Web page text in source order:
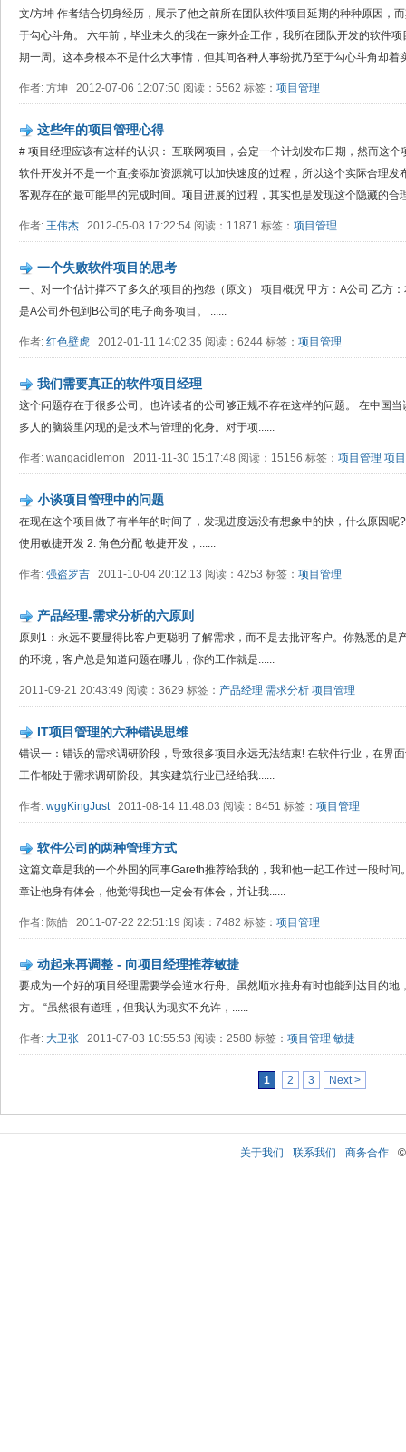
文/方坤 作者结合切身经历，展示了他之前所在团队软件项目延期的种种原因，
于勾心斗角。 六年前，毕业未久的我在一家外企工作，我所在团队开发的软件
期一周。这本身根本不是什么大事情，但其间各种人事纷扰乃至于勾心斗角却着
作者: 方坤 2012-07-06 12:07:50 阅读：5562 标签： 项目管理
这些年的项目管理心得
# 项目经理应该有这样的认识： 互联网项目，会定一个计划发布日期，然而这
软件开发并不是一个直接添加资源就可以加快速度的过程，所以这个实际合理
客观存在的最可能早的完成时间。项目进展的过程，其实也是发现这个隐藏的合
作者: 王伟杰 2012-05-08 17:22:54 阅读：11871 标签： 项目管理
一个失败软件项目的思考
一、对一个估计撑不了多久的项目的抱怨（原文） 项目概况 甲方：A公司 乙方
是A公司外包到B公司的电子商务项目。 ......
作者: 红色壁虎 2012-01-11 14:02:35 阅读：6244 标签： 项目管理
我们需要真正的软件项目经理
这个问题存在于很多公司。也许读者的公司够正规不存在这样的问题。 在中国
多人的脑袋里闪现的是技术与管理的化身。对于项......
作者: wangacidlemon 2011-11-30 15:17:48 阅读：15156 标签： 项目管理 项
小谈项目管理中的问题
在现在这个项目做了有半年的时间了，发现进度远没有想象中的快，什么原因呢
使用敏捷开发 2. 角色分配 敏捷开发，......
作者: 强盗罗吉 2011-10-04 20:12:13 阅读：4253 标签： 项目管理
产品经理-需求分析的六原则
原则1：永远不要显得比客户更聪明 了解需求，而不是去批评客户。你熟悉的是
的环境，客户总是知道问题在哪儿，你的工作就是......
2011-09-21 20:43:49 阅读：3629 标签： 产品经理 需求分析 项目管理
IT项目管理的六种错误思维
错误一：错误的需求调研阶段，导致很多项目永远无法结束! 在软件行业，在界
工作都处于需求调研阶段。其实建筑行业已经给我......
作者: wggKingJust2011-08-14 11:48:03 阅读：8451 标签： 项目管理
软件公司的两种管理方式
这篇文章是我的一个外国的同事Gareth推荐给我的，我和他一起工作过一段时
章让他身有体会，他觉得我也一定会有体会，并让我......
作者: 陈皓 2011-07-22 22:51:19 阅读：7482 标签： 项目管理
动起来再调整 - 向项目经理推荐敏捷
要成为一个好的项目经理需要学会逆水行舟。虽然顺水推舟有时也能到达目的地
方。 “虽然很有道理，但我认为现实不允许，......
作者: 大卫张 2011-07-03 10:55:53 阅读：2580 标签： 项目管理 敏捷
1 2 3 Next >
关于我们 联系我们 商务合作